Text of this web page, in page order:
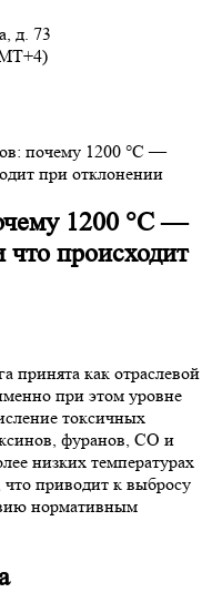
д. 73
почему 1200 °C —
при отклонении
1200 °C —
что происходит
принята как отраслевой
при этом уровне
токсичных
фуранов, СО и
низких температурах
что приводит к выбросу
нормативным